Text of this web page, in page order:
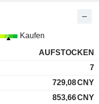
Kaufen
AUFSTOCKEN
7
729,08CNY
853,66CNY